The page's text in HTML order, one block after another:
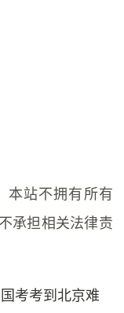
本站不拥有所有
承担相关法律责
考考到北京难